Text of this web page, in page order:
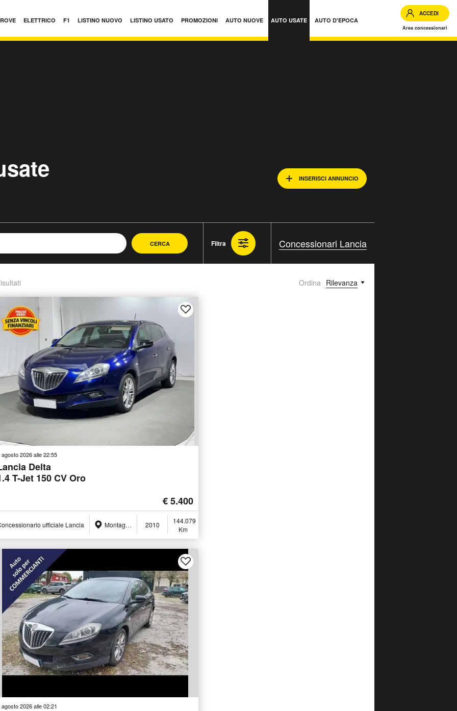
ELETTRICO F1 LISTINO NUOVO LISTINO USATO PROMOZIONI AUTO NUOVE AUTO USATE AUTO D'EPOCA
ACCEDI
Area concessionari
INSERISCI ANNUNCIO
CERCA Filtra Concessionari Lancia
Ordina Rilevanza
agosto 2026 alle 22:55
Delta
T-Jet 150 CV Oro
€ 5.400
ufficiale Lancia Montagna in Valtellina (SO) 2010
144.079
Km
agosto 2026 alle 02:21